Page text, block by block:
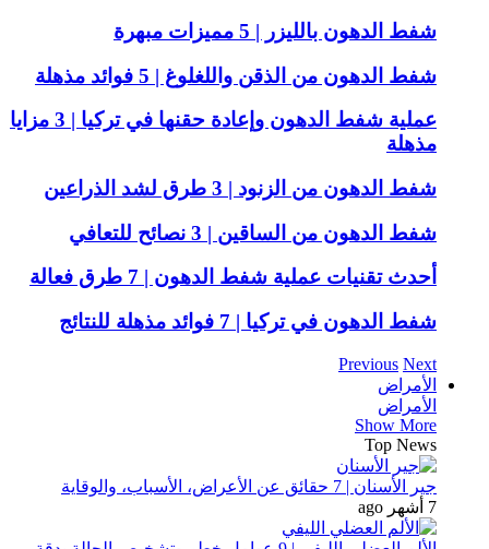
شفط الدهون بالليزر | 5 مميزات مبهرة
شفط الدهون من الذقن واللغلوغ | 5 فوائد مذهلة
عملية شفط الدهون وإعادة حقنها في تركيا | 3 مزايا
مذهلة
شفط الدهون من الزنود | 3 طرق لشد الذراعين
شفط الدهون من الساقين | 3 نصائح للتعافي
أحدث تقنيات عملية شفط الدهون | 7 طرق فعالة
شفط الدهون في تركيا | 7 فوائد مذهلة للنتائج
Previous Next
الأمراض
الأمراض
Show More
Top News
جير الأسنان | 7 حقائق عن الأعراض، الأسباب، والوقاية
7 أشهر ago